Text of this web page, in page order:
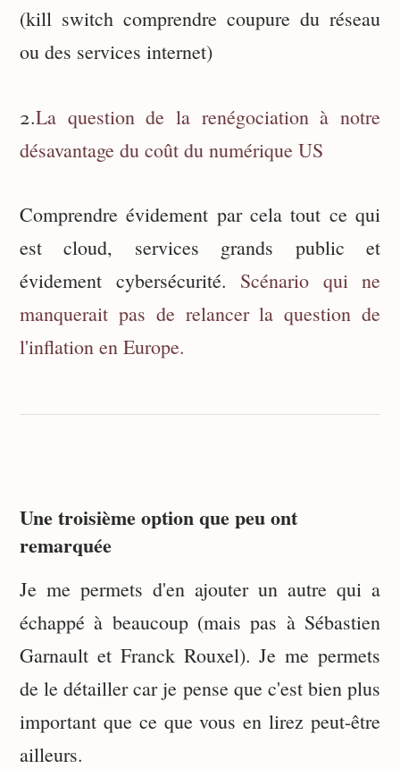
(kill switch comprendre coupure du réseau
ou des services internet)
2.La question de la renégociation à notre
désavantage du coût du numérique US
Comprendre évidement par cela tout ce qui
est cloud, services grands public et
évidement cybersécurité. Scénario qui ne
manquerait pas de relancer la question de
l'inflation en Europe.
Une troisième option que peu ont
remarquée
Je me permets d'en ajouter un autre qui a
échappé à beaucoup (mais pas à Sébastien
Garnault et Franck Rouxel). Je me permets
de le détailler car je pense que c'est bien plus
important que ce que vous en lirez peut-être
ailleurs.